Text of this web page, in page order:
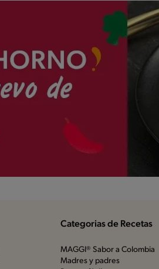
Categorias de Recetas
MAGGI® Sabor a Colombia
Madres y padres